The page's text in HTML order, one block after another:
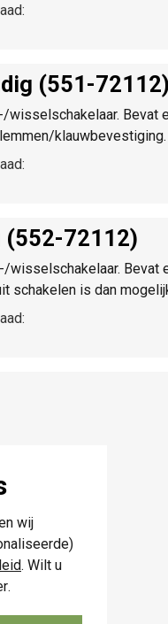
wij
. Wilt u
.
(551-72112)
Bevat
klauwbevestiging.
(552-72112)
Bevat
schakelen is dan